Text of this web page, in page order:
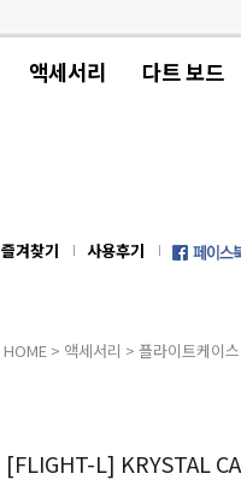
액세서리 다트 보드
즐겨찾기 사용후기
HOME > 액세서리 > 플라이트케이스
[FLIGHT-L] KRYSTAL